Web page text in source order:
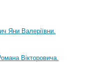
Яни Валеріївни.
Вікторовича.